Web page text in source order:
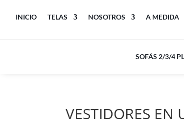
INICIO TELAS NOSOTROS A MEDIDA
SOFÁS 2/3/4
VESTIDORES EN